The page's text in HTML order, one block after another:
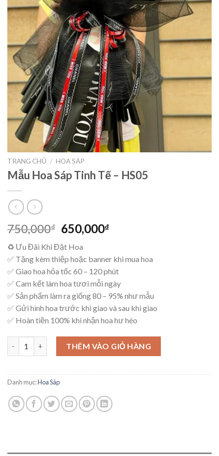
TRANG CHỦ / HOA SÁP
Mẫu Hoa Sáp Tinh Tế – HS05
750,000₫ Giá
là:
750,000₫.
650,000₫Giá
là:
650,000₫.
♻ Ưu Đãi Khi Đặt Hoa
✅ Tặng kèm thiệp hoặc banner khi mua hoa
✅ Giao hoa hỏa tốc 60 – 120 phút
✅ Cam kết làm hoa tươi mỗi ngày
✅ Sản phẩm làm ra giống 80 – 95% như mẫu
✅ Gửi hình hoa trước khi giao và sau khi giao
✅ Hoàn tiền 100% khi nhận hoa hư héo
Mẫu Hoa Sáp Tinh Tế - HS05 số lượng
THÊM VÀO GIỎ HÀNG
Danh mục:Hoa Sáp